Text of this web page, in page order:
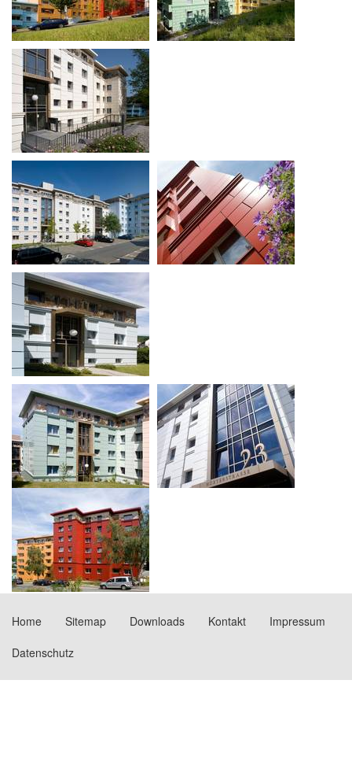
Home Sitemap Downloads Kontakt
Impressum
Datenschutz